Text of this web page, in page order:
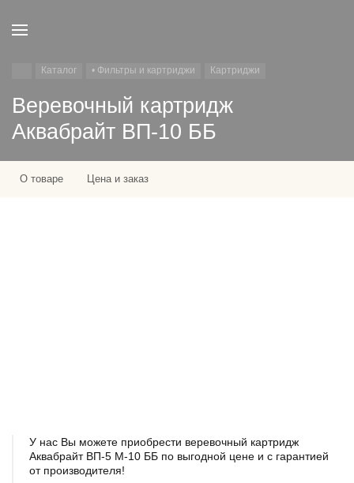
Каталог • Фильтры и картриджи Картриджи
Веревочный картридж
Аквабрайт ВП-10 ББ
О товаре Цена и заказ
У нас Вы можете приобрести веревочный картридж
Аквабрайт ВП-5 М-10 ББ по выгодной цене и с гарантией
от производителя!